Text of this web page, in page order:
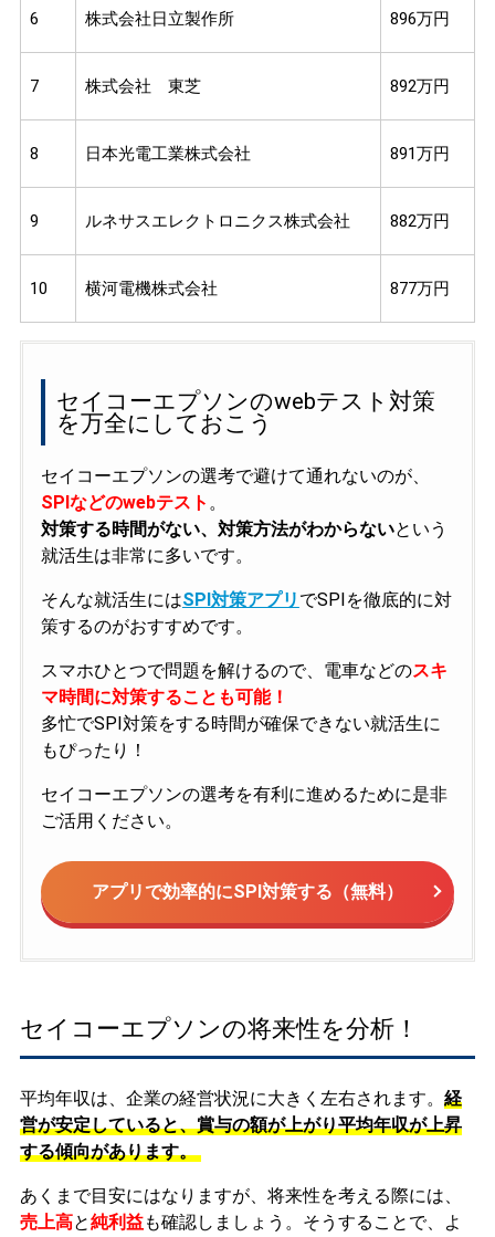
6 株式会社日立製作所 896万円
7 株式会社 東芝 892万円
8 日本光電工業株式会社 891万円
9 ルネサスエレクトロニクス株式会社 882万円
10 横河電機株式会社 877万円
セイコーエプソンのwebテスト対策
を万全にしておこう
セイコーエプソンの選考で避けて通れないのが、
SPIなどのwebテスト 。
対策する時間がない、対策方法がわからないという
就活生は非常に多いです。
そんな就活生にはSPI対策アプリ でSPIを徹底的に対
策するのがおすすめです。
スマホひとつで問題を解けるので、電車などのスキ
マ時間に対策することも可能！
多忙でSPI対策をする時間が確保できない就活生に
もぴったり！
セイコーエプソンの選考を有利に進めるために是非
ご活用ください。
アプリで効率的にSPI対策する（無料）
セイコーエプソンの将来性を分析！
平均年収は、企業の経営状況に大きく左右されます。 経
営が安定していると、賞与の額が上がり平均年収が上昇
する傾向があります。
あくまで目安にはなりますが、将来性を考える際には、
売上高と純利益も確認しましょう。そうすることで、よ